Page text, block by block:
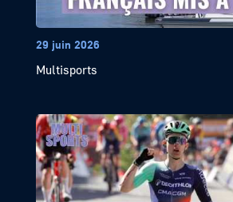
29 juin 2026
Multisports